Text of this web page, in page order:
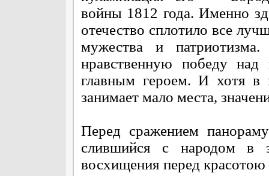
войны 1812 года. Именно
отечество сплотило все
мужества и
нравственную победу
главным героем. И хотя в
занимает мало места,
Перед сражением
слившийся с народом в
восхищения перед красотою